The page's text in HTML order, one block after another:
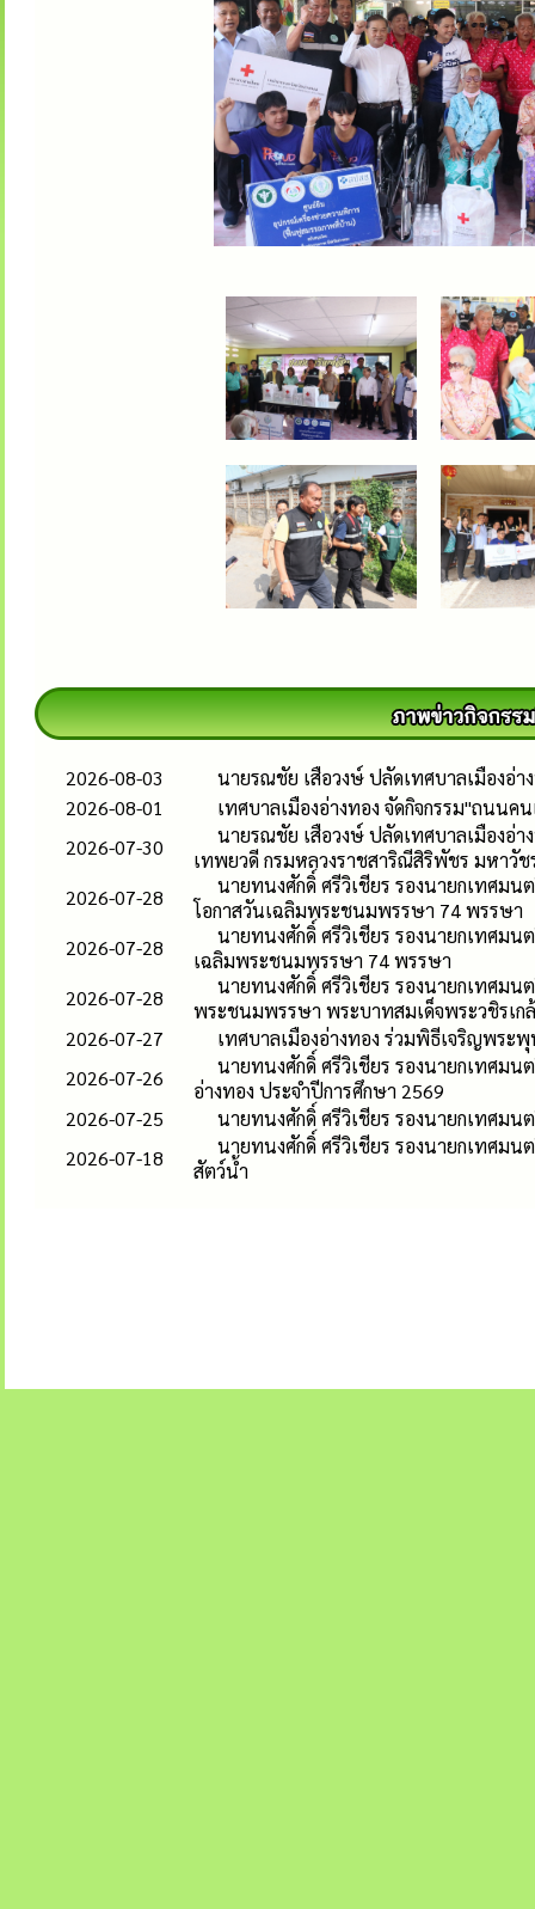
2026-08-03
นายรณชัย เสือวงษ์ ปลัดเทศบาลเมืองอ่า
2026-08-01
เทศบาลเมืองอ่างทอง จัดกิจกรรม"ถนนค
2026-07-30
นายรณชัย เสือวงษ์ ปลัดเทศบาลเมืองอ่
เทพยวดี กรมหลวงราชสาริณีสิริพัชร มหาวัช
2026-07-28
นายทนงศักดิ์ ศรีวิเชียร รองนายกเทศม
โอกาสวันเฉลิมพระชนมพรรษา 74 พรรษา
2026-07-28
นายทนงศักดิ์ ศรีวิเชียร รองนายกเทศมน
เฉลิมพระชนมพรรษา 74 พรรษา
2026-07-28
นายทนงศักดิ์ ศรีวิเชียร รองนายกเทศม
พระชนมพรรษา พระบาทสมเด็จพระวชิรเก
2026-07-27
เทศบาลเมืองอ่างทอง ร่วมพิธีเจริญพระ
2026-07-26
นายทนงศักดิ์ ศรีวิเชียร รองนายกเทศม
อ่างทอง ประจำปีการศึกษา 2569
2026-07-25
นายทนงศักดิ์ ศรีวิเชียร รองนายกเทศม
2026-07-18
นายทนงศักดิ์ ศรีวิเชียร รองนายกเทศม
สัตว์น้ำ